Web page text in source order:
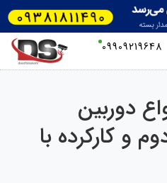
09909219648
دوربین
و کارکرده با